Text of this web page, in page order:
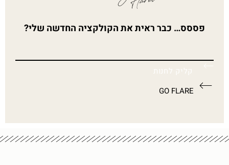
פססס… כבר ראית את הקולקציה החדשה שלי?
קליק לחנות
GO FLARE